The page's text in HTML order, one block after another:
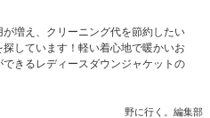
増え、クリーニング代を節約したい
しています！軽い着心地で暖かいお
きるレディースダウンジャケットの
野に行く。編集部